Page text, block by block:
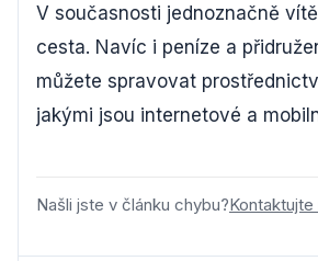
V současnosti jednoznačně
cesta. Navíc i peníze a
můžete spravovat
jakými jsou internetové a
Našli jste v článku chybu?Kontaktujte